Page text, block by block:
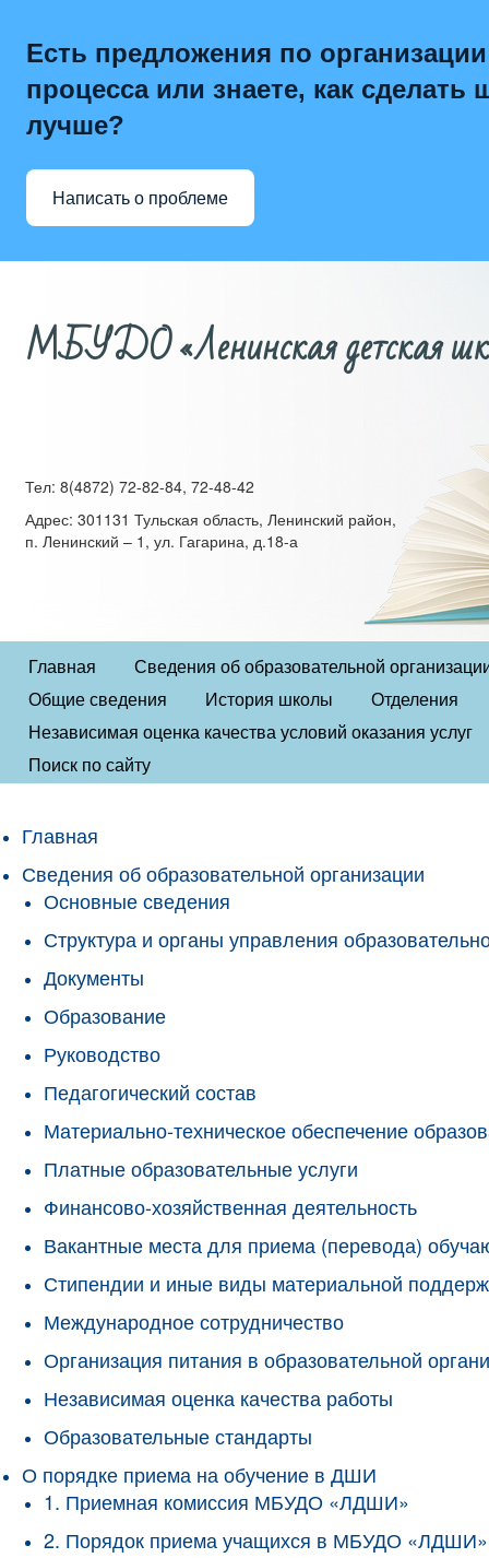
Есть предложения по
процесса или знаете, как сделать
лучше?
Написать о проблеме
МБУДО «Ленинская детская
Тел: 8(4872) 72-82-84, 72-48-42
Адрес: 301131 Тульская область, Ленинский район,
п. Ленинский – 1, ул. Гагарина, д.18-а
Главная
Сведения об образовательной
Общие сведения
История школы
Отделения
Независимая оценка качества условий оказания услуг
Поиск по сайту
Главная
Сведения об образовательной организации
Основные сведения
Структура и органы управления
Документы
Образование
Руководство
Педагогический состав
Материально-техническое обеспечение
Платные образовательные услуги
Финансово-хозяйственная деятельность
Вакантные места для приема (перевода)
Стипендии и иные виды материальной
Международное сотрудничество
Организация питания в образовательной
Независимая оценка качества работы
Образовательные стандарты
О порядке приема на обучение в ДШИ
1. Приемная комиссия МБУДО «ЛДШИ»
2. Порядок приема учащихся в МБУДО «ЛДШИ»